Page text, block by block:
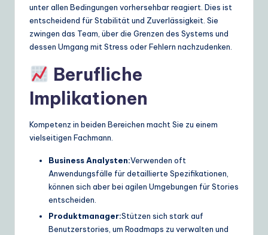
unter allen Bedingungen vorhersehbar reagiert. Dies ist
entscheidend für Stabilität und Zuverlässigkeit. Sie
zwingen das Team, über die Grenzen des Systems und
dessen Umgang mit Stress oder Fehlern nachzudenken.
Berufliche
Implikationen
Kompetenz in beiden Bereichen macht Sie zu einem
vielseitigen Fachmann.
Business Analysten:Verwenden oft
Anwendungsfälle für detaillierte Spezifikationen,
können sich aber bei agilen Umgebungen für Stories
entscheiden.
Produktmanager:Stützen sich stark auf
Benutzerstories, um Roadmaps zu verwalten und